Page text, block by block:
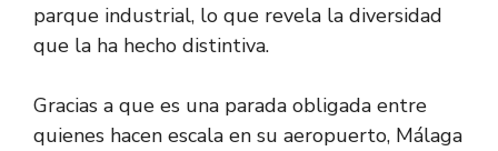
parque industrial, lo que revela la diversidad
que la ha hecho distintiva.
Gracias a que es una parada obligada entre
quienes hacen escala en su aeropuerto, Málaga